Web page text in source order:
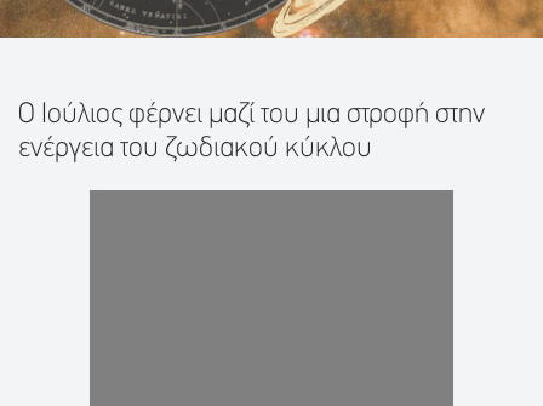
Ο Ιούλιος φέρνει μαζί του μια στροφή στην
ενέργεια του ζωδιακού κύκλου